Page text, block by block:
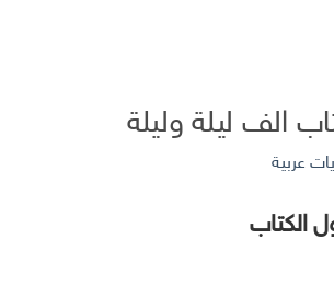
الف ليلة وليلة
عربية
الكتاب